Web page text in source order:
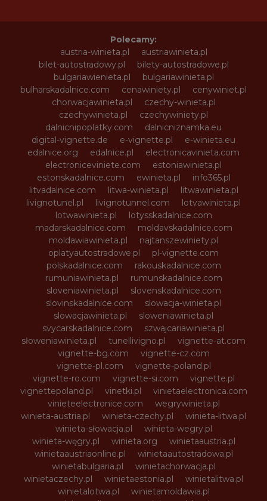
Polecamy:
austria-winieta.pl
austriawinieta.pl
bilet-autostradowy.pl
bilety-autostradowe.pl
bulgariawienieta.pl
bulgariawinieta.pl
bulharskadalnice.com
cenawiniety.pl
cenywiniet.pl
chorwacjawinieta.pl
czechy-winieta.pl
czechywinieta.pl
czechywiniety.pl
dalnicnipoplatky.com
dalnicniznamka.eu
digital-vignette.de
e-vignette.pl
e-winieta.eu
edalnice.org
edalnice.pl
electronicavinieta.com
electroniceviniete.com
estoniawinieta.pl
estonskadalnice.com
ewinieta.pl
info365.pl
litvadalnice.com
litwa-winieta.pl
litwawinieta.pl
livignotunel.pl
livignotunnel.com
lotvawinieta.pl
lotwawinieta.pl
lotysskadalnice.com
madarskadalnice.com
moldavskadalnice.com
moldawiawinieta.pl
najtanszewiniety.pl
oplatyautostradowe.pl
pl-vignette.com
polskadalnice.com
rakouskadalnice.com
rumuniawinieta.pl
rumunskadalnice.com
sloveniawinieta.pl
slovenskadalnice.com
slovinskadalnice.com
slowacja-winieta.pl
slowacjawinieta.pl
sloweniawinieta.pl
svycarskadalnice.com
szwajcariawinieta.pl
słoweniawinieta.pl
tunellivigno.pl
vignette-at.com
vignette-bg.com
vignette-cz.com
vignette-pl.com
vignette-poland.pl
vignette-ro.com
vignette-si.com
vignette.pl
vignettepoland.pl
vinetki.pl
vinietaelectronica.com
vinieteelectronice.com
wegrywinieta.pl
winieta-austria.pl
winieta-czechy.pl
winieta-litwa.pl
winieta-słowacja.pl
winieta-wegry.pl
winieta-węgry.pl
winieta.org
winietaaustria.pl
winietaaustriaonline.pl
winietaautostradowa.pl
winietabulgaria.pl
winietachorwacja.pl
winietaczechy.pl
winietaestonia.pl
winietalitwa.pl
winietalotwa.pl
winietamoldawia.pl